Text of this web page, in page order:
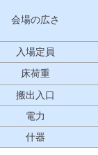
会場の広さ
入場定員
床荷重
搬出入口
電力
什器